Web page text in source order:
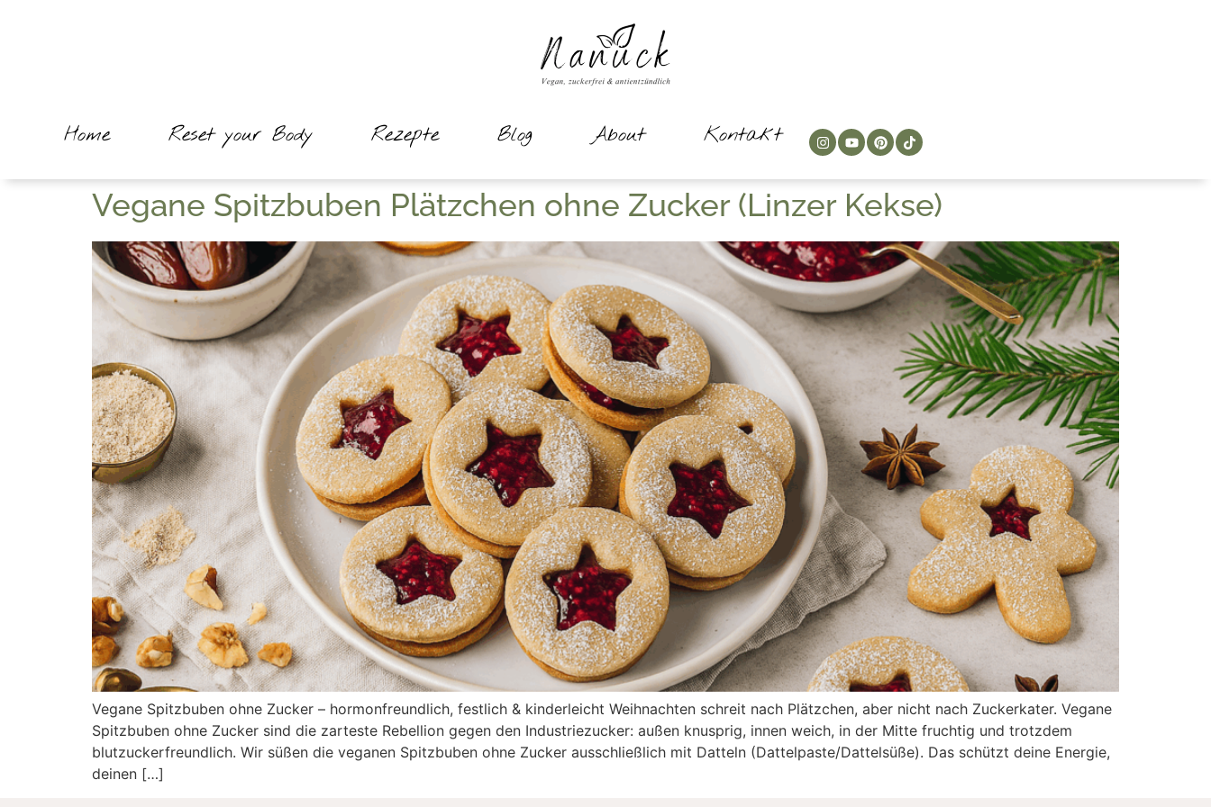
Home Reset your Body Rezepte Blog About Kontakt
Vegane Spitzbuben Plätzchen ohne Zucker (Linzer Kekse)
Vegane Spitzbuben ohne Zucker – hormonfreundlich, festlich & kinderleicht Weihnachten schreit nach Plätzchen, aber nicht nach Zuckerkater. Vegane
Spitzbuben ohne Zucker sind die zarteste Rebellion gegen den Industriezucker: außen knusprig, innen weich, in der Mitte fruchtig und trotzdem
blutzuckerfreundlich. Wir süßen die veganen Spitzbuben ohne Zucker ausschließlich mit Datteln (Dattelpaste/Dattelsüße). Das schützt deine Energie,
deinen […]